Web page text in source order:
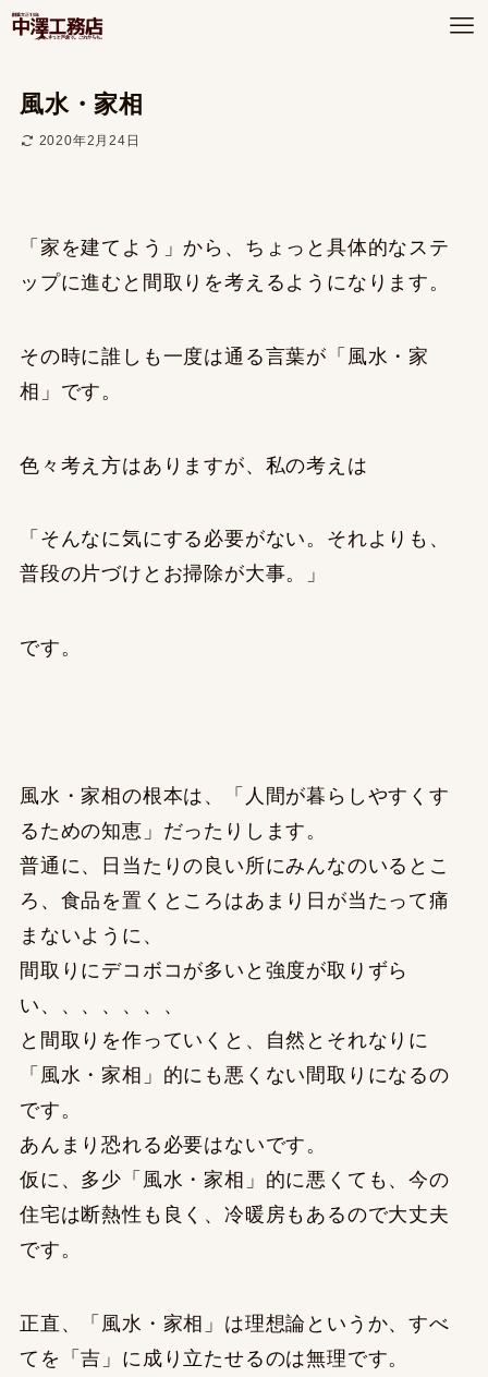
風水・家相
2020年2月24日
「家を建てよう」から、ちょっと具体的なステ
ップに進むと間取りを考えるようになります。
その時に誰しも一度は通る言葉が「風水・家
相」です。
色々考え方はありますが、私の考えは
「そんなに気にする必要がない。それよりも、
普段の片づけとお掃除が大事。」
です。
風水・家相の根本は、「人間が暮らしやすくす
るための知恵」だったりします。
普通に、日当たりの良い所にみんなのいるとこ
ろ、食品を置くところはあまり日が当たって痛
まないように、
間取りにデコボコが多いと強度が取りずら
い、、、、、、、
と間取りを作っていくと、自然とそれなりに
「風水・家相」的にも悪くない間取りになるの
です。
あんまり恐れる必要はないです。
仮に、多少「風水・家相」的に悪くても、今の
住宅は断熱性も良く、冷暖房もあるので大丈夫
です。
正直、「風水・家相」は理想論というか、すべ
てを「吉」に成り立たせるのは無理です。